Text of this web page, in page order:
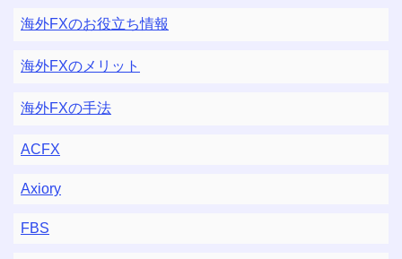
海外FXのお役立ち情報
海外FXのメリット
海外FXの手法
ACFX
Axiory
FBS